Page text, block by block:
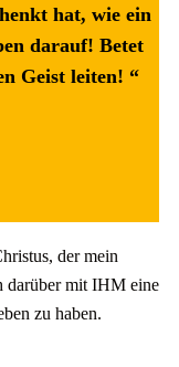
hat, wie ein
darauf! Betet
Geist leiten! “
der mein
darüber mit IHM eine
zu haben.